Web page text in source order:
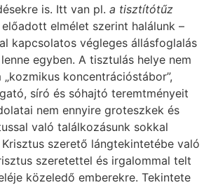
is. Itt van pl. a tisztítótűz
elmélet szerint halálunk –
kapcsolatos végleges állásfoglalás
egyben. A tisztulás helye nem
„kozmikus koncentrációstábor”,
síró és sóhajtó teremtményeit
nem ennyire groteszkek és
való találkozásunk sokkal
szerető lángtekintetébe való
szeretettel és irgalommal telt
közeledő emberekre. Tekintete